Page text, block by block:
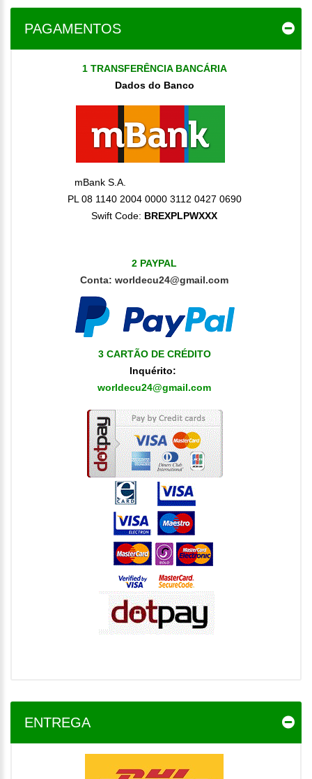
PAGAMENTOS
1 TRANSFERÊNCIA BANCÁRIA
Dados do Banco
mBank S.A.
PL 08 1140 2004 0000 3112 0427 0690
Swift Code: BREXPLPWXXX
2 PAYPAL
Conta: worldecu24@gmail.com
3 CARTÃO DE CRÉDITO
Inquérito:
worldecu24@gmail.com
ENTREGA